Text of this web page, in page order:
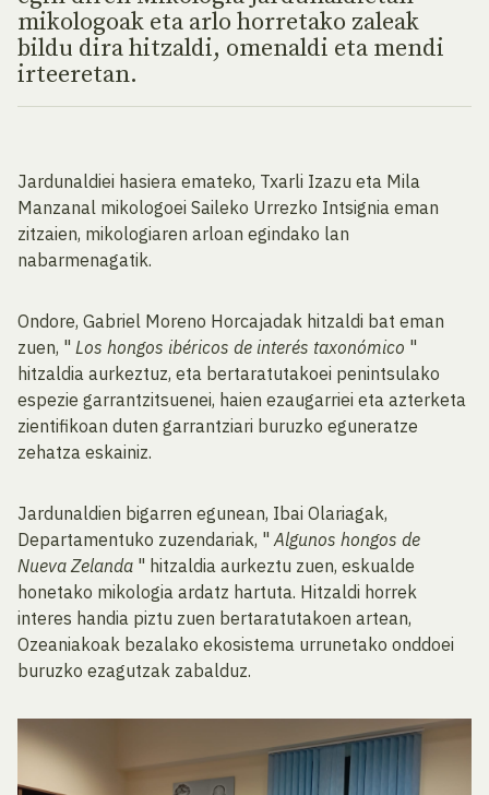
mikologoak eta arlo horretako zaleak
bildu dira hitzaldi, omenaldi eta mendi
irteeretan.
Jardunaldiei hasiera emateko, Txarli Izazu eta Mila
Manzanal mikologoei Saileko Urrezko Intsignia eman
zitzaien, mikologiaren arloan egindako lan
nabarmenagatik.
Ondore, Gabriel Moreno Horcajadak hitzaldi bat eman
zuen, " Los hongos ibéricos de interés taxonómico "
hitzaldia aurkeztuz, eta bertaratutakoei penintsulako
espezie garrantzitsuenei, haien ezaugarriei eta azterketa
zientifikoan duten garrantziari buruzko eguneratze
zehatza eskainiz.
Jardunaldien bigarren egunean, Ibai Olariagak,
Departamentuko zuzendariak, " Algunos hongos de
Nueva Zelanda " hitzaldia aurkeztu zuen, eskualde
honetako mikologia ardatz hartuta. Hitzaldi horrek
interes handia piztu zuen bertaratutakoen artean,
Ozeaniakoak bezalako ekosistema urrunetako onddoei
buruzko ezagutzak zabalduz.